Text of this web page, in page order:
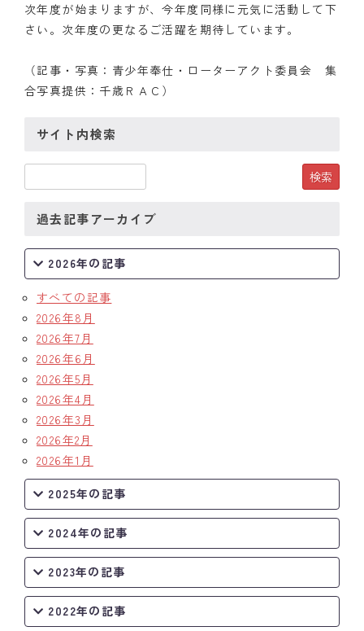
次年度が始まりますが、今年度同様に元気に活動して下
さい。次年度の更なるご活躍を期待しています。
（記事・写真：青少年奉仕・ローターアクト委員会 集
合写真提供：千歳ＲＡＣ）
サイト内検索
過去記事アーカイブ
2026年の記事
すべての記事
2026年8月
2026年7月
2026年6月
2026年5月
2026年4月
2026年3月
2026年2月
2026年1月
2025年の記事
2024年の記事
2023年の記事
2022年の記事